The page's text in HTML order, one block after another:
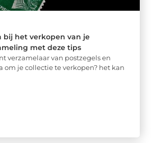
bij het verkopen van je
met deze tips
verzamelaar van postzegels en
om je collectie te verkopen? het kan